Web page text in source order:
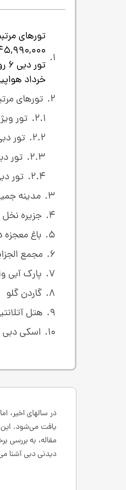
خرداد هواپیما-
تورهای
تور
تور دبی 4 روزه (31
تور دبی 6 روزه
تور دبی 6 روزه (از
مدینه
جزیره نخل
باغ معجزه
مجمع
پارک آبی
گاردن گلو
هتل
اسکی دبی
در سالهای اخیر،
یافت می‌شود. این
مقاله، به بررسی
دیدنی دبی آشنا